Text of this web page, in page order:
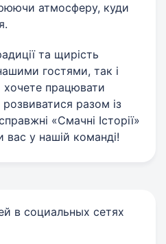
атмосферу, куди
та щирість
гостями, так і
працювати
розвиватися разом із
«Смачні Історії»
у нашій команді!
в социальных сетях